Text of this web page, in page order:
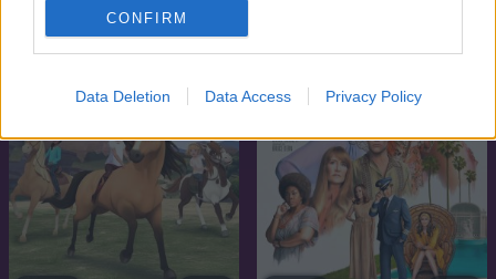
CONFIRM
Data Deletion Data Access Privacy Policy